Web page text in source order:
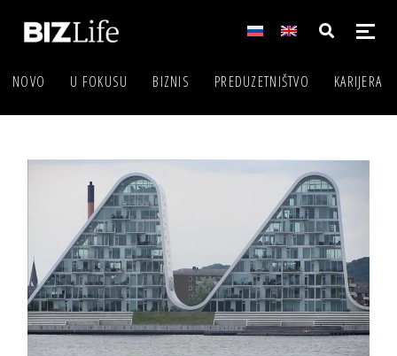
NOVO U FOKUSU BIZNIS PREDUZETNIŠTVO KARIJERA